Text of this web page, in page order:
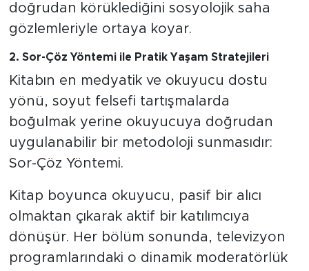
doğrudan körüklediğini sosyolojik saha
gözlemleriyle ortaya koyar.
2. Sor-Çöz Yöntemi ile Pratik Yaşam Stratejileri
Kitabın en medyatik ve okuyucu dostu
yönü, soyut felsefi tartışmalarda
boğulmak yerine okuyucuya doğrudan
uygulanabilir bir metodoloji sunmasıdır:
Sor-Çöz Yöntemi.
Kitap boyunca okuyucu, pasif bir alıcı
olmaktan çıkarak aktif bir katılımcıya
dönüşür. Her bölüm sonunda, televizyon
programlarındaki o dinamik moderatörlük